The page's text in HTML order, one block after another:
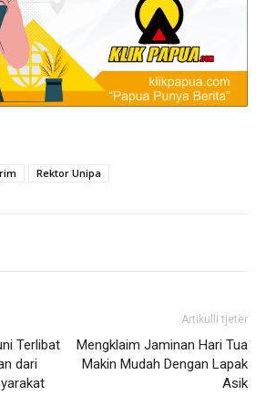
Rektor Unipa
Terlibat
dari
Artikulli tjetër
Mengklaim Jaminan Hari Tua
Makin Mudah Dengan Lapak
Asik